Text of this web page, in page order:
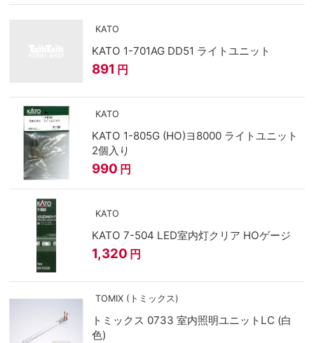
KATO
KATO 1-701AG DD51 ライトユニット
891 円
KATO
KATO 1-805G (HO)ヨ8000 ライトユニット
2個入り
990 円
KATO
KATO 7-504 LED室内灯クリア HOゲージ
1,320 円
TOMIX (トミックス)
トミックス 0733 室内照明ユニットLC (白
色)